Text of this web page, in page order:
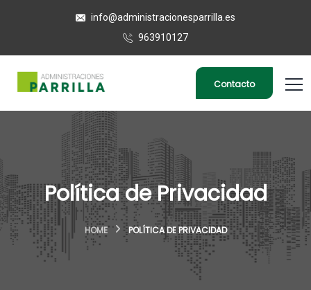
info@administracionesparrilla.es
963910127
Contacto
Política de Privacidad
HOME POLÍTICA DE PRIVACIDAD